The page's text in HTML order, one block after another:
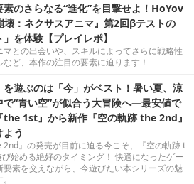
素のさらなる“進化”を目撃せよ！HoYov
壊：ネクサスアニマ』第2回βテストの
」を体験【プレイレポ】
マとの出会いや、スキルによってさらに戦略性
ど、本作の注目の要素に迫ります！
を遊ぶのは「今」がベスト！暑い夏、涼
で“青い空”が似合う大冒険へ―最安値で
the 1st』から新作『空の軌跡 the 2nd』
う
2nd』の発売が目前に迫る今こそ、『空の軌跡 t
始める絶好のタイミング！ 快適になったゲー
要素を交えながら、今遊びたい本シリーズの魅